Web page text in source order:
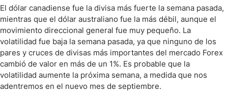
El dólar canadiense fue la divisa más fuerte la semana pasada,
mientras que el dólar australiano fue la más débil, aunque el
movimiento direccional general fue muy pequeño. La
volatilidad fue baja la semana pasada, ya que ninguno de los
pares y cruces de divisas más importantes del mercado Forex
cambió de valor en más de un 1%. Es probable que la
volatilidad aumente la próxima semana, a medida que nos
adentremos en el nuevo mes de septiembre.